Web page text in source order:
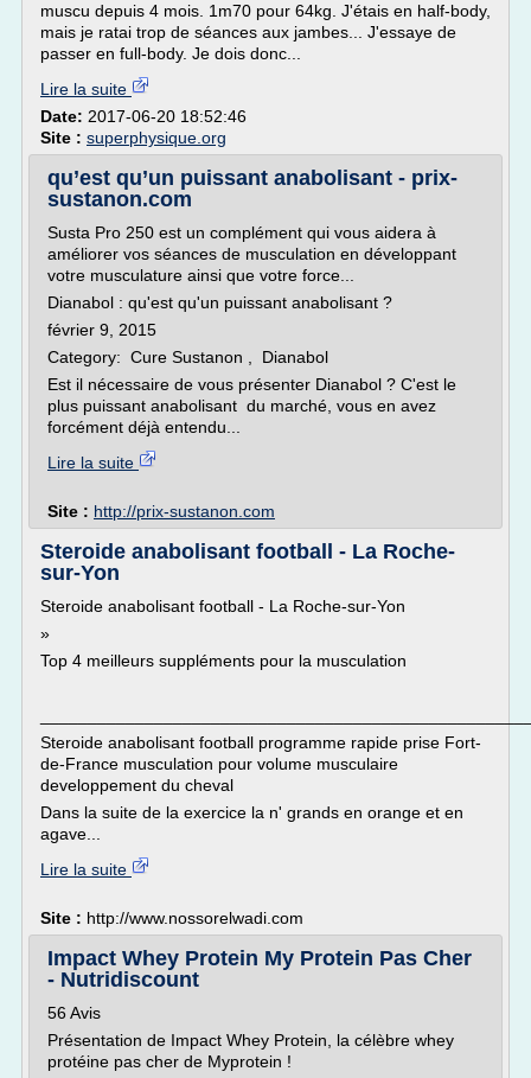
muscu depuis 4 mois. 1m70 pour 64kg. J'étais en half-body,
mais je ratai trop de séances aux jambes... J'essaye de
passer en full-body. Je dois donc...
Lire la suite
Date: 2017-06-20 18:52:46
Site : superphysique.org
qu’est qu’un puissant anabolisant - prix-
sustanon.com
Susta Pro 250 est un complément qui vous aidera à
améliorer vos séances de musculation en développant
votre musculature ainsi que votre force...
Dianabol : qu'est qu'un puissant anabolisant ?
février 9, 2015
Category: Cure Sustanon , Dianabol
Est il nécessaire de vous présenter Dianabol ? C'est le
plus puissant anabolisant du marché, vous en avez
forcément déjà entendu...
Lire la suite
Site : http://prix-sustanon.com
Steroide anabolisant football - La Roche-
sur-Yon
Steroide anabolisant football - La Roche-sur-Yon
»
Top 4 meilleurs suppléments pour la musculation
Steroide anabolisant football programme rapide prise Fort-
de-France musculation pour volume musculaire
developpement du cheval
Dans la suite de la exercice la n' grands en orange et en
agave...
Lire la suite
Site : http://www.nossorelwadi.com
Impact Whey Protein My Protein Pas Cher
- Nutridiscount
56 Avis
Présentation de Impact Whey Protein, la célèbre whey
protéine pas cher de Myprotein !